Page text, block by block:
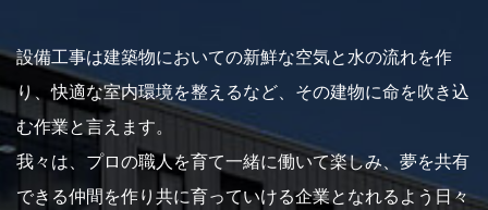
設備工事は建築物においての新鮮な空気と水の流れを作
り、快適な室内環境を整えるなど、その建物に命を吹き込
む作業と言えます。
我々は、プロの職人を育て一緒に働いて楽しみ、夢を共有
できる仲間を作り共に育っていける企業となれるよう日々